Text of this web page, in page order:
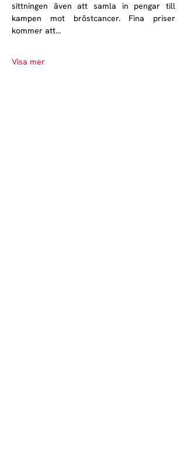
sittningen även att samla in pengar till
kampen mot bröstcancer. Fina priser
kommer att…
Visa mer